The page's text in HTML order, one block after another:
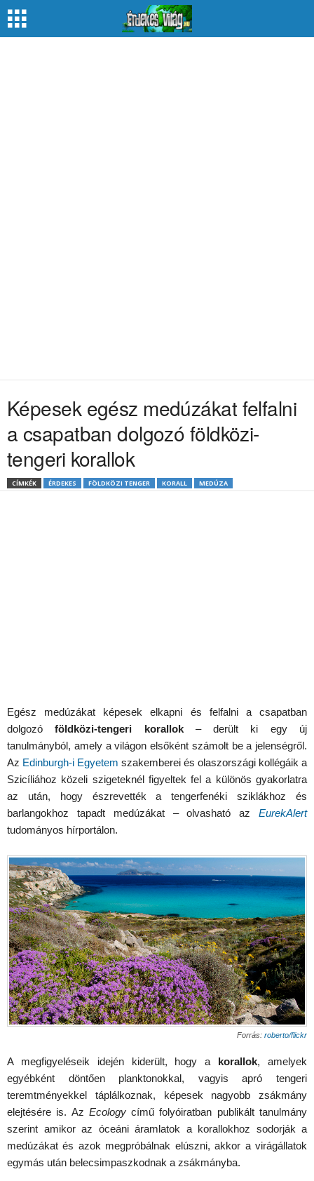
Képesek egész medúzákat felfalni
a csapatban dolgozó földközi-
tengeri korallok
CÍMKÉK ÉRDEKES FÖLDKÖZI TENGER KORALL MEDÚZA
Egész medúzákat képesek elkapni és felfalni a csapatban
dolgozóföldközi-tengeri korallok– derült ki egy új
tanulmányból, amely a világon elsőként számolt be a jelenségről.
Az Edinburgh-i Egyetem szakemberei és olaszországi kollégáik a
Szicíliához közeli szigeteknél figyeltek fel a különös gyakorlatra
az után, hogy észrevették a tengerfenéki sziklákhoz és
barlangokhoz tapadt medúzákat – olvasható az EurekAlert
tudományos hírportálon.
Forrás: roberto/flickr
A megfigyeléseik idején kiderült, hogy a korallok, amelyek
egyébként döntően planktonokkal, vagyis apró tengeri
teremtményekkel táplálkoznak, képesek nagyobb zsákmány
elejtésére is. Az Ecologycímű folyóiratban publikált tanulmány
szerint amikor az óceáni áramlatok a korallokhoz sodorják a
medúzákat és azok megpróbálnak elúszni, akkor a virágállatok
egymás után belecsimpaszkodnak a zsákmányba.